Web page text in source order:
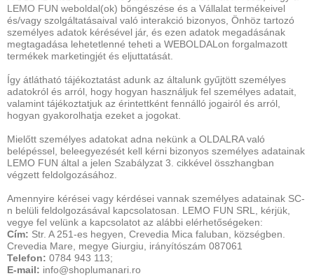
LEMO FUN weboldal(ok) böngészése és a Vállalat termékeivel
és/vagy szolgáltatásaival való interakció bizonyos, Önhöz tartozó
személyes adatok kérésével jár, és ezen adatok megadásának
megtagadása lehetetlenné teheti a WEBOLDALon forgalmazott
termékek marketingjét és eljuttatását.
Így átlátható tájékoztatást adunk az általunk gyűjtött személyes
adatokról és arról, hogy hogyan használjuk fel személyes adatait,
valamint tájékoztatjuk az érintettként fennálló jogairól és arról,
hogyan gyakorolhatja ezeket a jogokat.
Mielőtt személyes adatokat adna nekünk a OLDALRA való
belépéssel, beleegyezését kell kérni bizonyos személyes adatainak
LEMO FUN által a jelen Szabályzat 3. cikkével összhangban
végzett feldolgozásához.
Amennyire kérései vagy kérdései vannak személyes adatainak SC-
n belüli feldolgozásával kapcsolatosan. LEMO FUN SRL, kérjük,
vegye fel velünk a kapcsolatot az alábbi elérhetőségeken:
Cím: Str. A 251-es hegyen, Crevedia Mica faluban, községben.
Crevedia Mare, megye Giurgiu, irányítószám 087061
Telefon: 0784 943 113;
E-mail: info@shoplumanari.ro